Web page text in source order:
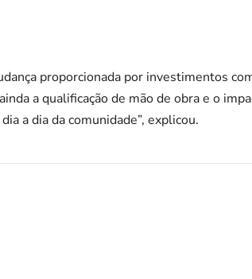
proporcionada por investimentos
a qualificação de mão de obra e o
a dia da comunidade”, explicou.